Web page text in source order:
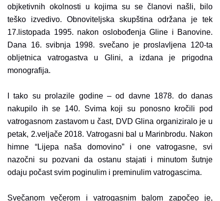
objketivnih okolnosti u kojima su se članovi našli, bilo
teško izvedivo. Obnoviteljska skupština održana je tek
17.listopada 1995. nakon oslobođenja Gline i Banovine.
Dana 16. svibnja 1998. svečano je proslavljena 120-ta
obljetnica vatrogastva u Glini, a izdana je prigodna
monografija.
I tako su prolazile godine – od davne 1878. do danas
nakupilo ih se 140. Svima koji su ponosno kročili pod
vatrogasnom zastavom u čast, DVD Glina organiziralo je u
petak, 2.veljače 2018. Vatrogasni bal u Marinbrodu. Nakon
himne “Lijepa naša domovino” i one vatrogasne, svi
nazočni su pozvani da ostanu stajati i minutom šutnje
odaju počast svim poginulim i preminulim vatrogascima.
Svečanom večerom i vatrogasnim balom započeo je,